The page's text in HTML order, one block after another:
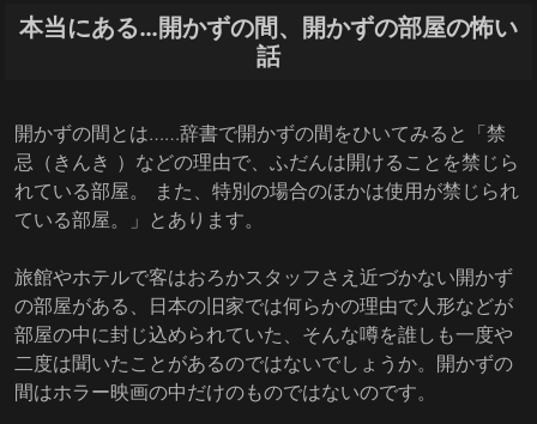
本当にある…開かずの間、開かずの部屋の怖い
話
開かずの間とは……辞書で開かずの間をひいてみると「禁
忌（きんき ）などの理由で、ふだんは開けることを禁じら
れている部屋。 また、特別の場合のほかは使用が禁じられ
ている部屋。」とあります。
旅館やホテルで客はおろかスタッフさえ近づかない開かず
の部屋がある、日本の旧家では何らかの理由で人形などが
部屋の中に封じ込められていた、そんな噂を誰しも一度や
二度は聞いたことがあるのではないでしょうか。開かずの
間はホラー映画の中だけのものではないのです。